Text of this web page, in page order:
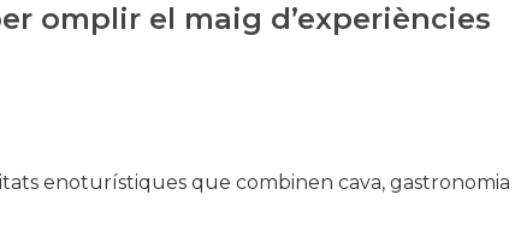
omplir el maig d’experiències
enoturístiques que combinen cava, gastronomia